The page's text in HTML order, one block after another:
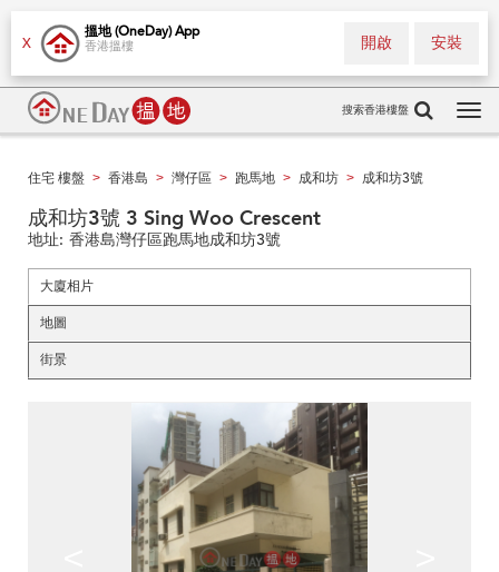
X
搵地 (OneDay) App
香港搵樓 安裝
開啟
搜索香港樓盤
住宅 樓盤 > 香港島 > 灣仔區 > 跑馬地 > 成和坊 > 成和坊3號
成和坊3號 3 Sing Woo Crescent
地址: 香港島灣仔區跑馬地成和坊3號
大廈相片
地圖
街景